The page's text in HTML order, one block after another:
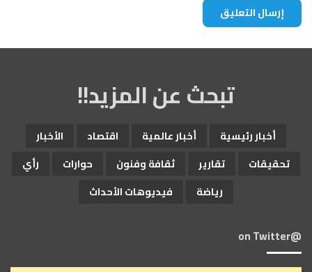
تبحث عن المزيد!!
أخبار رئيسية أخبار عالمية اقتصاد
الأخبار
تحقيقات
تقارير ثقافة وفنون حوارات
رأي
رياضة
فيديوهات الأحداث
@on Twitter